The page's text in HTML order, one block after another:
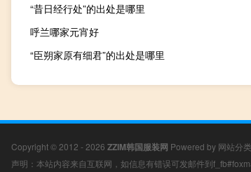
“昔日经行处”的出处是哪里
呼兰哪家元宵好
“臣朔家原有细君”的出处是哪里
Copyright © 2012 - 2026 ZZIM韩国服装网 Powered by 网站分
声明：本站内容来自互联网，如信息有错误可发邮件到